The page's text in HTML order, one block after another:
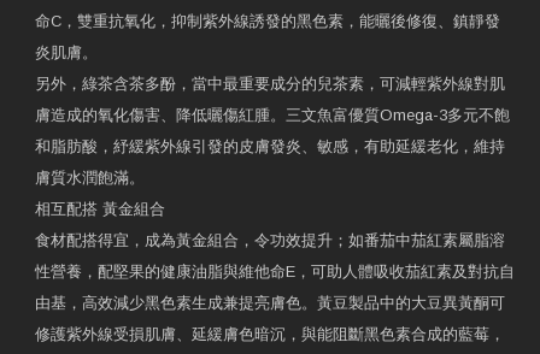
命C，雙重抗氧化，抑制紫外線誘發的黑色素，能曬後修復、鎮靜發
炎肌膚。
另外，綠茶含茶多酚，當中最重要成分的兒茶素，可減輕紫外線對肌
膚造成的氧化傷害、降低曬傷紅腫。三文魚富優質Omega-3多元不飽
和脂肪酸，紓緩紫外線引發的皮膚發炎、敏感，有助延緩老化，維持
膚質水潤飽滿。
相互配搭 黃金組合
食材配搭得宜，成為黃金組合，令功效提升；如番茄中茄紅素屬脂溶
性營養，配堅果的健康油脂與維他命E，可助人體吸收茄紅素及對抗自
由基，高效減少黑色素生成兼提亮膚色。黃豆製品中的大豆異黃酮可
修護紫外線受損肌膚、延緩膚色暗沉，與能阻斷黑色素合成的藍莓，